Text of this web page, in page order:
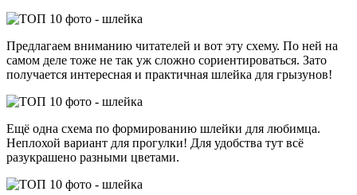
Предлагаем вниманию читателей и вот эту схему. По ней на
самом деле тоже не так уж сложно сориентироваться. Зато
получается интересная и практичная шлейка для грызунов!
Ещё одна схема по формированию шлейки для любимца.
Неплохой вариант для прогулки! Для удобства тут всё
разукрашено разными цветами.